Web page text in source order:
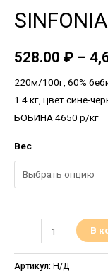
528.00 ₽ –
220м/100г, 60%
1.4 кг, цвет сине-
БОБИНА 4650 р/кг
Вес
В
Артикул: Н/Д